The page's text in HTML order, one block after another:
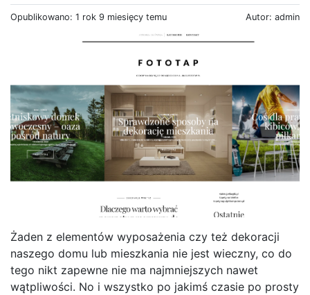
Opublikowano: 1 rok 9 miesięcy temu Autor: admin
Żaden z elementów wyposażenia czy też dekoracji
naszego domu lub mieszkania nie jest wieczny, co do
tego nikt zapewne nie ma najmniejszych nawet
wątpliwości. No i wszystko po jakimś czasie po prosty